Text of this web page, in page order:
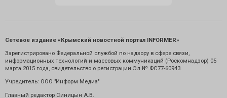
Сетевое издание «Крымский новостной портал INFORMER»
Зарегистрировано Федеральной службой по надзору в сфере связи,
информационных технологий и массовых коммуникаций (Роскомнадзор) 05
марта 2015 года, свидетельство о регистрации Эл № ФС77-60943.
Учредитель: ООО "Информ Медиа"
Главный редактор Синицын А.В.